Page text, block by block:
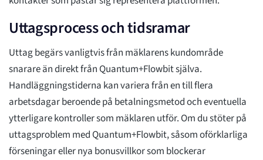
Uttagsprocess och tidsramar
Uttag begärs vanligtvis från mäklarens kundområde
snarare än direkt från Quantum+Flowbit själva.
Handläggningstiderna kan variera från en till flera
arbetsdagar beroende på betalningsmetod och eventuella
ytterligare kontroller som mäklaren utför. Om du stöter på
uttagsproblem med Quantum+Flowbit, såsom oförklarliga
förseningar eller nya bonusvillkor som blockerar